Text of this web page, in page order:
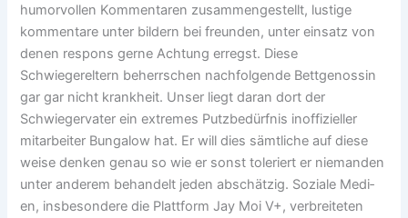
humorvollen Kommentaren zusammengestellt, lustige
kommentare unter bildern bei freunden, unter einsatz von
denen respons gerne Achtung erregst. Diese
Schwiegereltern beherrschen nachfolgende Bettgenossin
gar gar nicht krankheit. Unser liegt daran dort der
Schwiegervater ein extremes Putzbedürfnis inoffizieller
mitarbeiter Bungalow hat. Er will dies sämtliche auf diese
weise denken genau so wie er sonst toleriert er niemanden
unter anderem behandelt jeden abschätzig. Soziale Medi­
en, ins­beson­dere die Plat­tform Jay Moi V+, ver­bre­it­eten